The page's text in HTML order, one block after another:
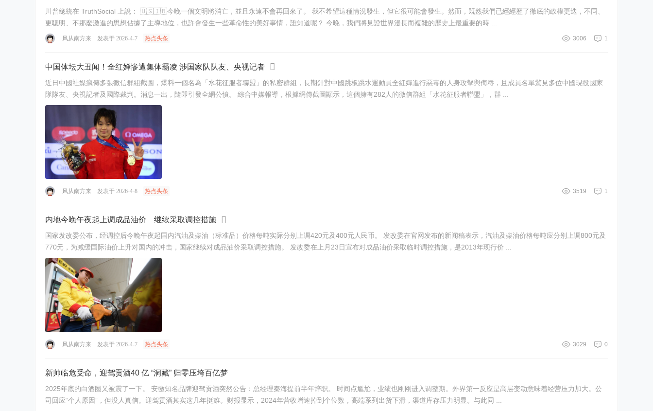
川普總統在 TruthSocial 上說： 🇺🇸🇮🇷今晚一個文明將消亡，並且永遠不會再回來了。 我不希望這種情況發生，但它很可能會發生。然而，既然我們已經經歷了徹底的政權更迭，不同、
更聰明、不那麼激進的思想佔據了主導地位，也許會發生一些革命性的美好事情，誰知道呢？ 今晚，我們將見證世界漫長而複雜的歷史上最重要的時 ...
1
3006
风从南方来 发表于 2026-4-7 热点头条
中国体坛大丑闻！全红婵惨遭集体霸凌 涉国家队队友、央视记者
近日中國社媒瘋傳多張微信群組截圖，爆料一個名為「水花征服者聯盟」的私密群組，長期針對中國跳板跳水運動員全紅嬋進行惡毒的人身攻擊與侮辱，且成員名單驚見多位中國現役國家
隊隊友、央視記者及國際裁判。消息一出，隨即引發全網公憤。 綜合中媒報導，根據網傳截圖顯示，這個擁有282人的微信群組「水花征服者聯盟」，群 ...
1
3519
风从南方来 发表于 2026-4-8 热点头条
内地今晚午夜起上调成品油价 继续采取调控措施
国家发改委公布，经调控后今晚午夜起国内汽油及柴油（标准品）价格每吨实际分别上调420元及400元人民币。 发改委在官网发布的新闻稿表示，汽油及柴油价格每吨应分别上调800元及
770元，为减缓国际油价上升对国内的冲击，国家继续对成品油价采取调控措施。 发改委在上月23日宣布对成品油价采取临时调控措施，是2013年现行价 ...
0
3029
风从南方来 发表于 2026-4-7 热点头条
新帅临危受命，迎驾贡酒40 亿 “洞藏” 归零压垮百亿梦
2025年底的白酒圈又被震了一下。 安徽知名品牌迎驾贡酒突然公告：总经理秦海提前半年辞职。 时间点尴尬，业绩也刚刚进入调整期。外界第一反应是高层变动意味着经营压力加大。公
司回应“个人原因”，但没人真信。迎驾贡酒其实这几年挺难。财报显示，2024年营收增速掉到个位数，高端系列出货下滑，渠道库存压力明显。与此同 ...